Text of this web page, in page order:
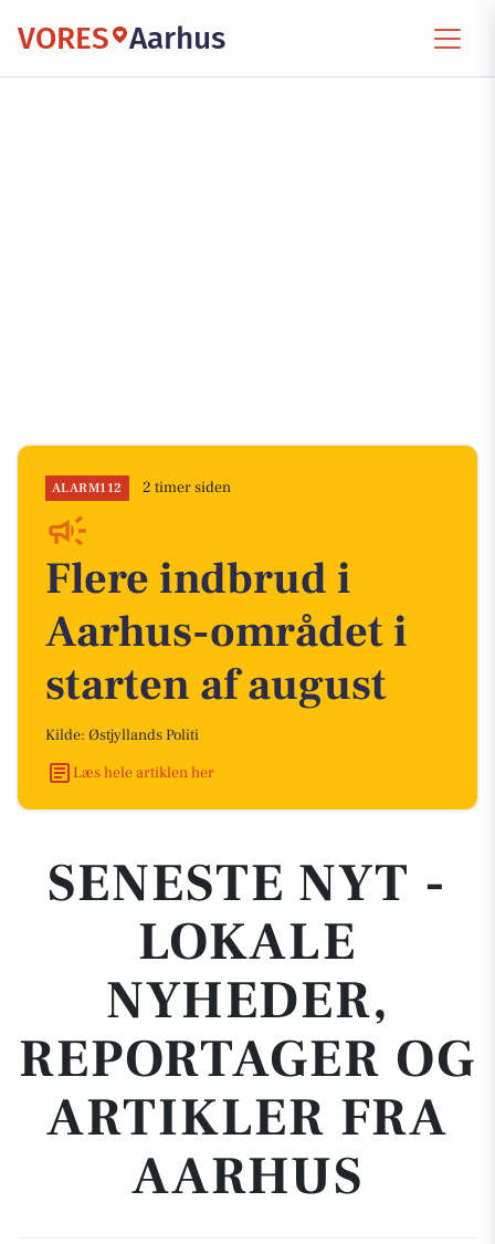
VORES Aarhus
ALARM112 2 timer siden
Flere indbrud i
Aarhus-området i
starten af august
Kilde: Østjyllands Politi
Læs hele artiklen her
SENESTE NYT -
LOKALE
NYHEDER,
REPORTAGER OG
ARTIKLER FRA
AARHUS